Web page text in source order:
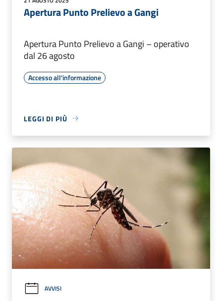
Apertura Punto Prelievo a Gangi
Apertura Punto Prelievo a Gangi – operativo
dal 26 agosto
Accesso all'informazione
LEGGI DI PIÙ
AVVISI